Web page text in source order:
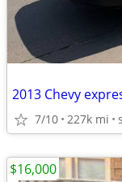
2013 Chevy
7/10 227k mi
$16,000